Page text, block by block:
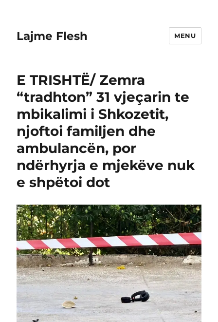
Lajme Flesh MENU
E TRISHTË/ Zemra
“tradhton” 31 vjeçarin te
mbikalimi i Shkozetit,
njoftoi familjen dhe
ambulancën, por
ndërhyrja e mjekëve nuk
e shpëtoi dot